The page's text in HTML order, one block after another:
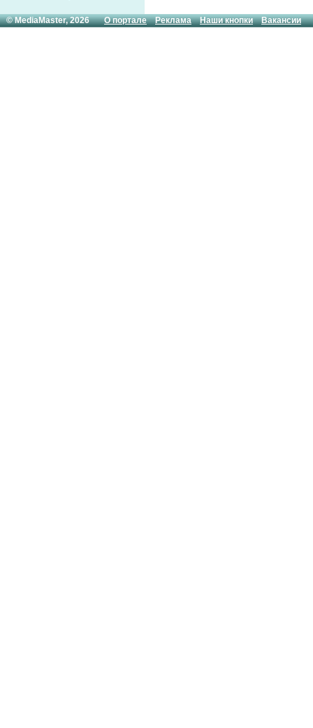
© MediaMaster, 2026О портале Реклама Наши кнопки Вакансии